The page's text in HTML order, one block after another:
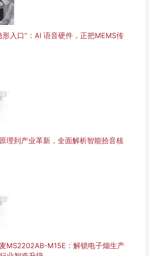
入口”：AI 语音硬件，正把MEMS传
理到产业革新，全面解析智能拾音核
MS2202AB-M15E：解锁电子烟生产